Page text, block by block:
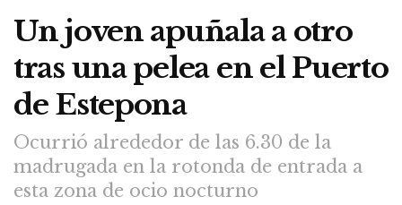
Un joven apuñala a otro
tras una pelea en el Puerto
de Estepona
Ocurrió alrededor de las 6.30 de la
madrugada en la rotonda de entrada a
esta zona de ocio nocturno